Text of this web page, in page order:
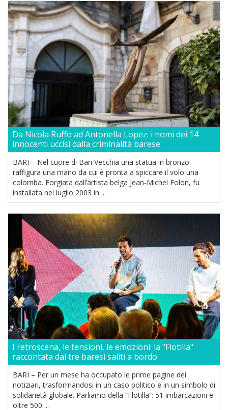
Da Nicola Ruffo ad Antonella Lopez: i nomi dei 14
innocenti uccisi dalla criminalità barese
BARI – Nel cuore di Bari Vecchia una statua in bronzo
raffigura una mano da cui è pronta a spiccare il volo una
colomba. Forgiata dall’artista belga Jean-Michel Folon, fu
installata nel luglio 2003 in ...
I retroscena, le tensioni, le emozioni: la "Flotilla"
raccontata dai tre baresi saliti a bordo
BARI – Per un mese ha occupato le prime pagine dei
notiziari, trasformandosi in un caso politico e in un simbolo di
solidarietà globale. Parliamo della “Flotilla”: 51 imbarcazioni e
oltre 500 ...